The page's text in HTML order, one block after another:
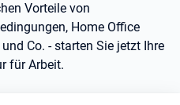
Vorteile von
Home Office
Co. - starten Sie jetzt Ihre
für Arbeit.